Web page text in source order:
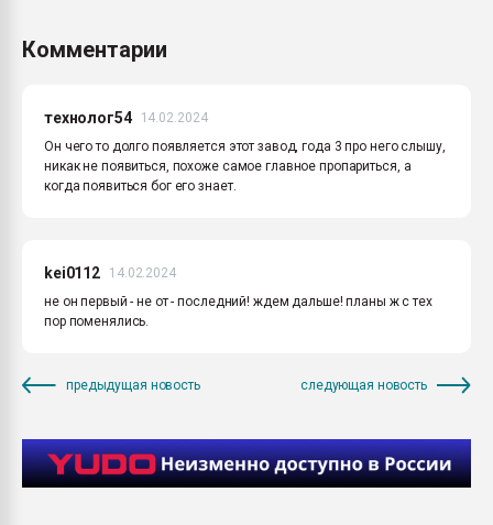
Комментарии
технолог54
14.02.2024
Он чего то долго появляется этот завод, года 3 про него слышу,
никак не появиться, похоже самое главное пропариться, а
когда появиться бог его знает.
kei0112
14.02.2024
не он первый - не от - последний! ждем дальше! планы ж с тех
пор поменялись.
предыдущая новость следующая новость